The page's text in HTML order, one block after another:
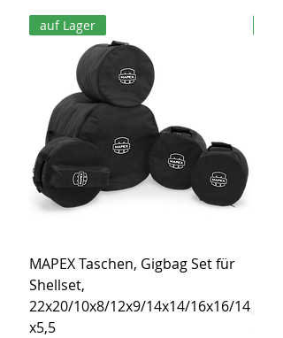
auf Lager
MAPEX Taschen, Gigbag Set für
Shellset,
22x20/10x8/12x9/14x14/16x16/14
x5,5
Preis